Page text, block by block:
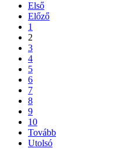
Első
Előző
1
2
3
4
5
6
7
8
9
10
Tovább
Utolsó